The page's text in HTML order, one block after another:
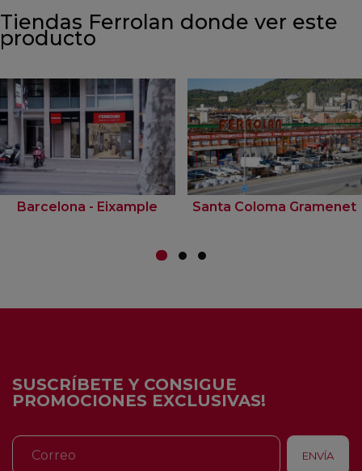
Tiendas Ferrolan donde ver este
producto
Barcelona - Eixample Santa Coloma Gramenet
SUSCRÍBETE Y CONSIGUE
PROMOCIONES EXCLUSIVAS!